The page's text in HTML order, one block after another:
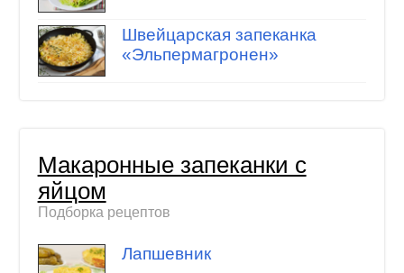
Швейцарская запеканка
«Эльпермагронен»
Макаронные запеканки с
яйцом
Подборка рецептов
Лапшевник